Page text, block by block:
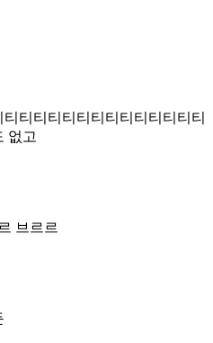
티티티티티티티티티티티티티
없고
브르르